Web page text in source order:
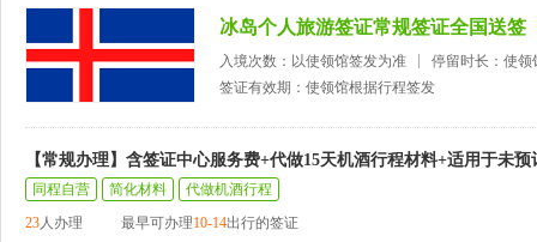
冰岛个人旅游签证常规签证全国送签
入境次数：以使领馆签发为准
停留时长：使领
签证有效期：使领馆根据行程签发
【常规办理】含签证中心服务费+代做15天机酒行程材料+适用于未
同程自营 简化材料
代做机酒行程
23人办理 最早可办理10-14出行的签证